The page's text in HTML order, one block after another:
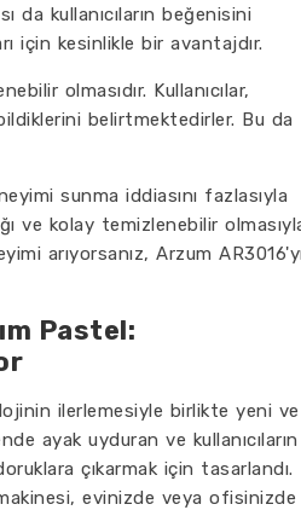
da kullanıcıların beğenisini
için kesinlikle bir avantajdır.
olmasıdır. Kullanıcılar,
belirtmektedirler. Bu da
sunma iddiasını fazlasıyla
ve kolay temizlenebilir
arıyorsanız, Arzum
Pastel:
ilerlemesiyle birlikte yeni ve
ayak uyduran ve kullanıcıların
çıkarmak için tasarlandı.
evinizde veya ofisinizde